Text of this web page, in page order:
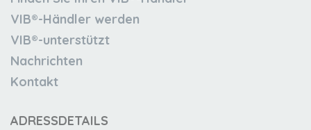
VIB®-Händler werden
VIB®-unterstützt
Nachrichten
Kontakt
ADRESSDETAILS